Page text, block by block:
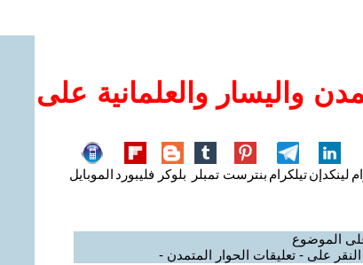
واليسار والعلمانية على
لينكدإنتيلكرام بنترست تمبلر بلوكر فليبورد الموبايل
الموضوع
على - تعليقات الحوار المتمدن -